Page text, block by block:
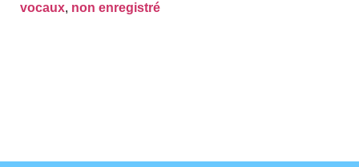
vocaux, non enregistré